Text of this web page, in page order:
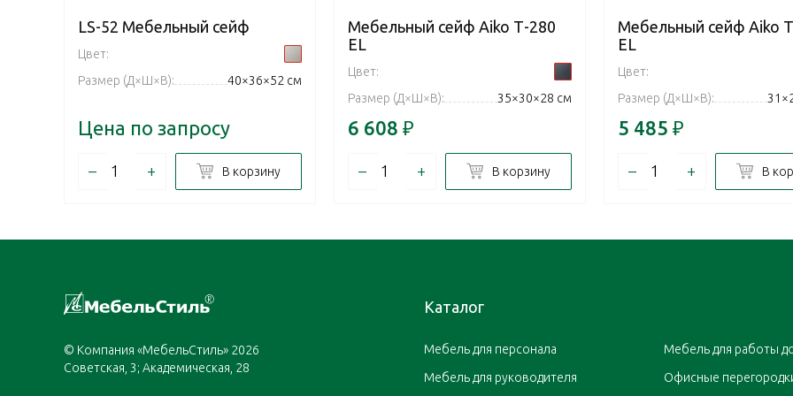
LS-52 Mебельный cейф
Цвет:
Размер (Д×Ш×В):
40×36×52 см
Цена по запросу
– + В корзину
Мебельный сейф Aiko Т-280
EL
Цвет:
Размер (Д×Ш×В):
35×30×28 см
6 608 ₽
– + В корзину
Мебельный сейф Aiko
EL
Цвет:
Размер (Д×Ш×В):
5 485 ₽
– + В
© Компания «МебельСтиль» 2026
Советская, 3; Академическая, 28
Каталог
Мебель для персонала
Мебель для руководителя
Мебель для работы
Офисные